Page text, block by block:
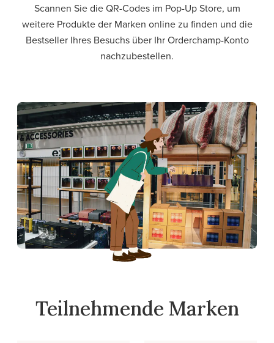
Scannen Sie die QR-Codes im Pop-Up Store, um
weitere Produkte der Marken online zu finden und die
Bestseller Ihres Besuchs über Ihr Orderchamp-Konto
nachzubestellen.
Teilnehmende Marken